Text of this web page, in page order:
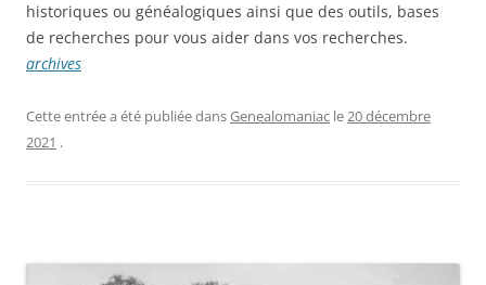
historiques ou généalogiques ainsi que des outils, bases
de recherches pour vous aider dans vos recherches.
archives
Cette entrée a été publiée dansGenealomaniac le20 décembre
2021 .